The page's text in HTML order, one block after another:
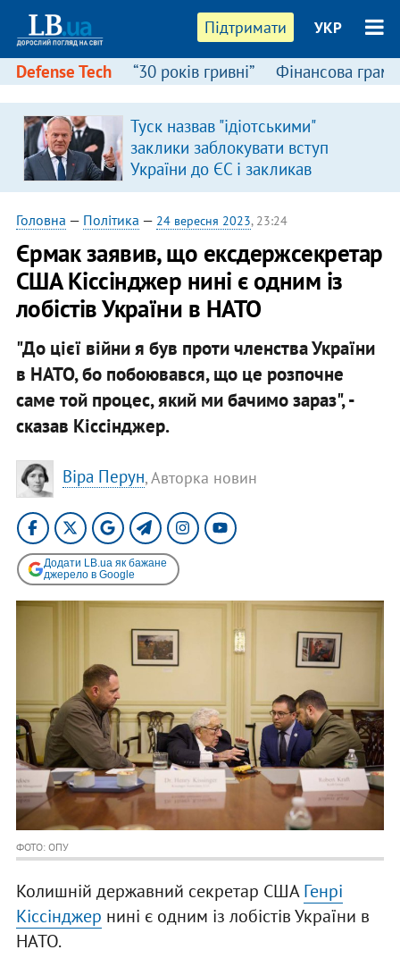
Підтримати УКР
Defense Tech “30 років гривні” Фінансова
Туск назвав "ідіотськими"
заклики заблокувати вступ
України до ЄС і закликав
припинити антиукраїнську
риторику
Головна — Політика — 24 вересня 2023, 23:24
Єрмак заявив, що ексдержсекретар
США Кіссінджер нині є одним із
лобістів України в НАТО
"До цієї війни я був проти членства України
в НАТО, бо побоювався, що це розпочне
саме той процес, який ми бачимо зараз", -
сказав Кіссінджер.
Віра Перун, Авторка новин
Додати LB.ua як бажане
джерело в Google
ФОТО: ОПУ
Колишній державний секретар СШАГенрі
Кіссінджер нині є одним із лобістів України в
НАТО.